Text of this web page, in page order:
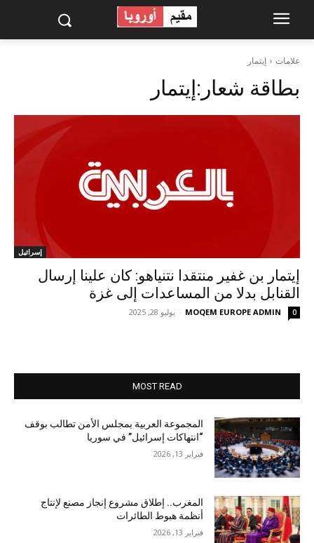
علامات إيتمار
بطاقة شعار:إيتمار
إسرائيل
إيتمار بن غفير منتقدا نتنياهو: كان علينا إرسال
القنابل بدلا من المساعدات إلى غزة
MOQEM EUROPE ADMIN
- يوليو 28, 2025 0
MOST READ
المجموعة العربية بمجلس الأمن تطالب بوقف
“انتهاكات إسرائيل” في سوريا
فبراير 13, 2026
المغرب.. إطلاق مشروع إنجاز مصنع لإنتاج
أنظمة هبوط الطائرات
فبراير 13, 2026